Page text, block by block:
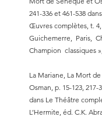
241-336 et 461-538
Œuvres complètes, t.
Guichemerre, Paris,
Champion classiques
La Mariane, La Mort
Osman, p. 15-123, 217-
dans Le Théâtre
L’Hermite, éd. C.K.